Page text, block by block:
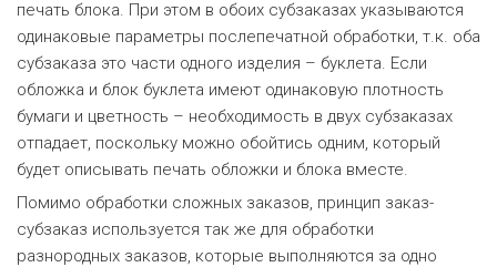
печать блока. При этом в обоих субзаказах указываются
одинаковые параметры послепечатной обработки, т.к. оба
субзаказа это части одного изделия – буклета. Eсли
обложка и блок буклета имеют одинаковую плотность
бумаги и цветность – необходимость в двух субзаказах
отпадает, поскольку можно обойтись одним, который
будет описывать печать обложки и блока вместе.
Помимо обработки сложных заказов, принцип заказ-
субзаказ используется так же для обработки
разнородных заказов, которые выполняются за одно